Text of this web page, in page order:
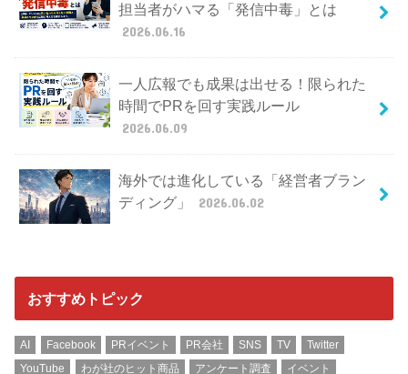
担当者がハマる「発信中毒」とは
2026.06.16
一人広報でも成果は出せる！限られた
時間でPRを回す実践ルール
2026.06.09
海外では進化している「経営者ブラン
ディング」
2026.06.02
おすすめトピック
AI Facebook PRイベント PR会社 SNS TV
Twitter
YouTube
わが社のヒット商品 アンケート調査
イベント